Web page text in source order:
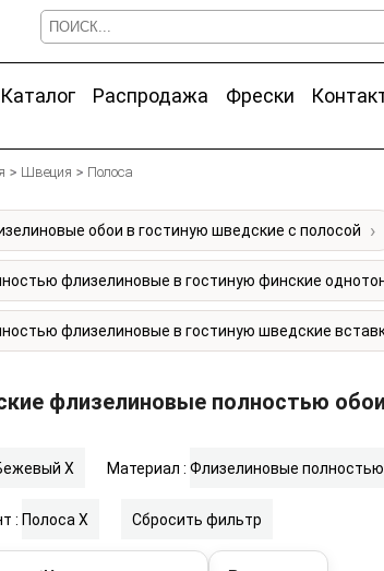
Каталог Распродажа Фрески
Швеция Полоса
обои в гостиную шведские с полосой
флизелиновые в гостиную финские
флизелиновые в гостиную шведские
флизелиновые полностью
X Материал :Флизелиновые
: Полоса X Сбросить фильтр